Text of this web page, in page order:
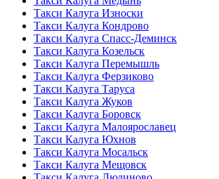
Такси Калуга Износки
Такси Калуга Кондрово
Такси Калуга Спасс-Деминск
Такси Калуга Козельск
Такси Калуга Перемышль
Такси Калуга Ферзиково
Такси Калуга Таруса
Такси Калуга Жуков
Такси Калуга Боровск
Такси Калуга Малоярославец
Такси Калуга Юхнов
Такси Калуга Мосальск
Такси Калуга Мещовск